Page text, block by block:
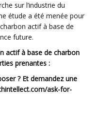
sur l’industrie du
étude a été menée pour
actif à base de
future.
actif à base de charbon
prenantes :
? Et demandez une
ask-for-